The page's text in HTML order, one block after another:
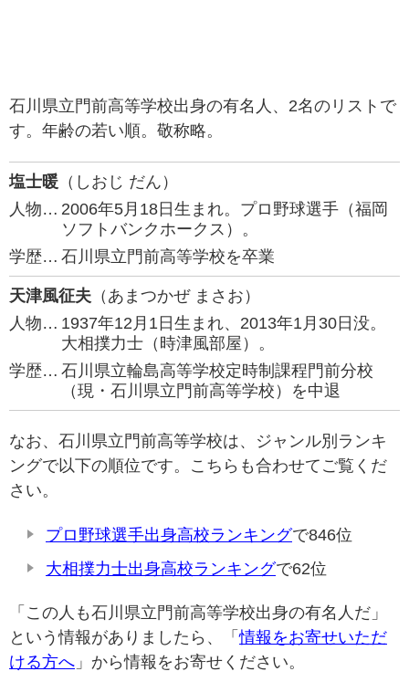
石川県立門前高等学校出身の有名人、2名のリストで
す。年齢の若い順。敬称略。
塩士暖 （しおじ だん）
人物… 2006年5月18日生まれ。プロ野球選手（福岡
ソフトバンクホークス）。
学歴… 石川県立門前高等学校を卒業
天津風征夫 （あまつかぜ まさお）
人物… 1937年12月1日生まれ、2013年1月30日没。
大相撲力士（時津風部屋）。
学歴… 石川県立輪島高等学校定時制課程門前分校
（現・石川県立門前高等学校）を中退
なお、石川県立門前高等学校は、ジャンル別ランキ
ングで以下の順位です。こちらも合わせてご覧くだ
さい。
プロ野球選手出身高校ランキングで846位
大相撲力士出身高校ランキングで62位
「この人も石川県立門前高等学校出身の有名人だ」
という情報がありましたら、「情報をお寄せいただ
ける方へ 」から情報をお寄せください。